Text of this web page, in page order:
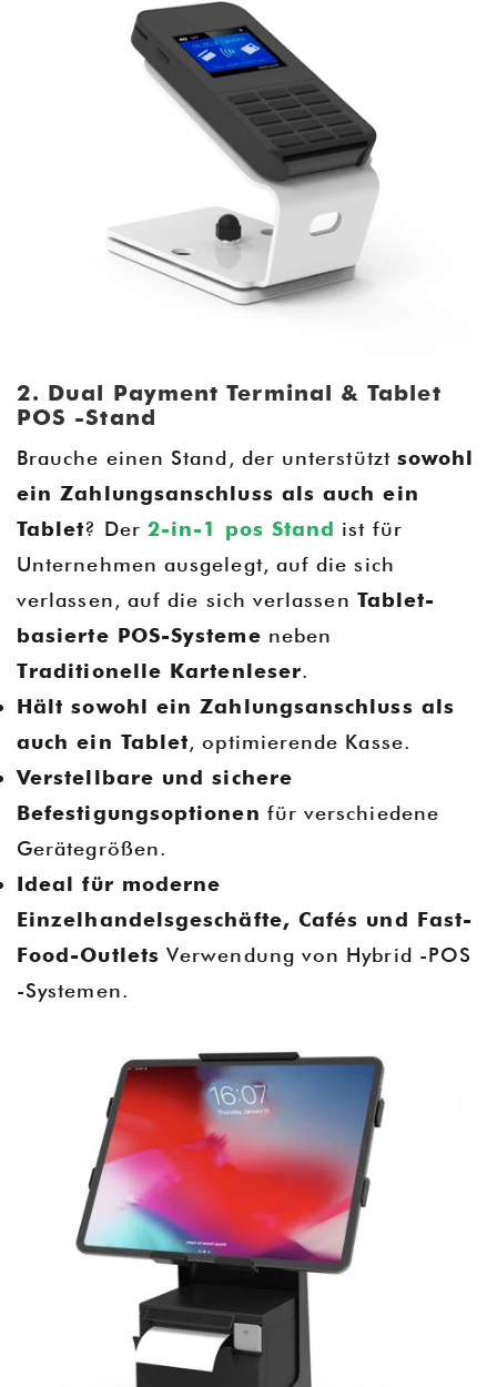
2. Dual Payment Terminal & Tablet
POS -Stand
Brauche einen Stand, der unterstützt sowohl
ein Zahlungsanschluss als auch ein
Tablet? Der 2-in-1 pos Stand ist für
Unternehmen ausgelegt, auf die sich
verlassen, auf die sich verlassen Tablet-
basierte POS-Systeme neben
Traditionelle Kartenleser.
Hält sowohl ein Zahlungsanschluss als
auch ein Tablet, optimierende Kasse.
Verstellbare und sichere
Befestigungsoptionen für verschiedene
Gerätegrößen.
Ideal für moderne
Einzelhandelsgeschäfte, Cafés und Fast-
Food-Outlets Verwendung von Hybrid -POS
-Systemen.